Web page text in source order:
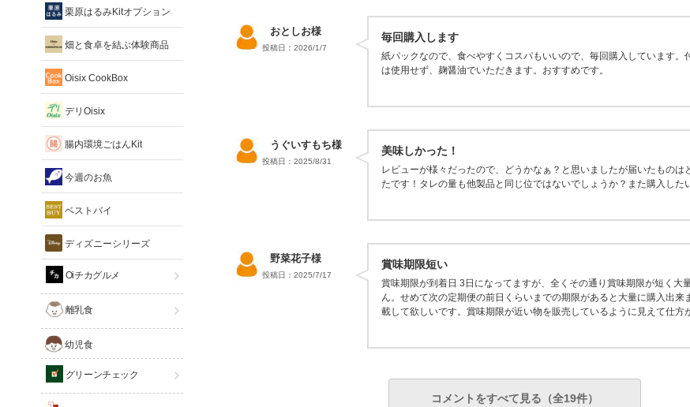
おとしお様
投稿日：2026/1/7
毎回購入します
紙パックなので、食べやすくコスパもいいので、毎回購入しています。
は使用せず、麹醤油でいただきます。おすすめです。
うぐいすもち様
投稿日：2025/8/31
美味しかった！
レビューが様々だったので、どうかなぁ？と思いましたが届いたものは
たです！タレの量も他製品と同じ位ではないでしょうか？また購入した
野菜花子様
投稿日：2025/7/17
賞味期限短い
賞味期限が到着日 3日になってますが、全くその通り賞味期限が短く大
ん。せめて次の定期便の前日くらいまでの期限があると大量に購入出来
載して欲しいです。賞味期限が近い物を販売しているように見えて仕方
コメントをすべて見る（全19件）
栗原はるみKitオプション
畑と食卓を結ぶ体験商品
Oisix CookBox
デリOisix
腸内環境ごはんKit
今週のお魚
ベストバイ
ディズニーシリーズ
Oiチカグルメ
離乳食
幼児食
グリーンチェック